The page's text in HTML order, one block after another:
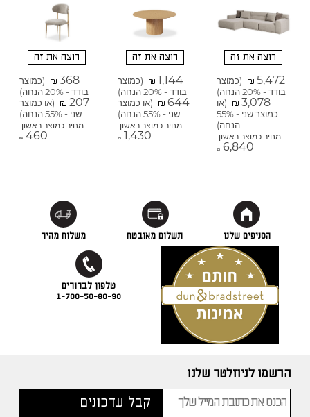
רוצה את זה
₪ 5,472
(כמוצר
בודד - 20% הנחה)
₪ 3,078
(או
כמוצר שני - 55%
הנחה)
מחיר כמוצר ראשון
₪ 6,840
רוצה את זה
₪ 1,144
(כמוצר
בודד - 20% הנחה)
₪ 644
(או כמוצר
שני - 55% הנחה)
מחיר כמוצר ראשון
₪ 1,430
רוצה את זה
₪ 368
(כמוצר
בודד - 20% הנחה)
₪ 207
(או כמוצר
שני - 55% הנחה)
מחיר כמוצר ראשון
₪ 460
הסניפים שלנו תשלום מאובטח משלוח מהיר
1-700-50-80-90
הרשמו לניוזלטר שלנו